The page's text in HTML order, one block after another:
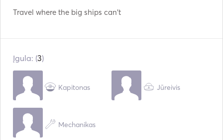
Travel where the big ships can't
Įgula: (3)
Kapitonas Jūreivis
Mechanikas